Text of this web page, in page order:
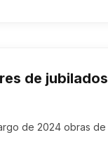
de jubilados
de 2024 obras de